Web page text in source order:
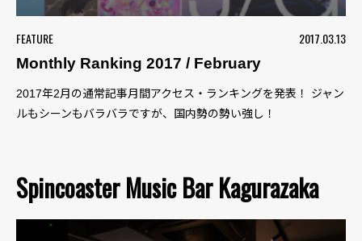
FEATURE
2017.03.13
Monthly Ranking 2017 / February
2017年2月の通常記事月間アクセス・ランキングを発表！ ジャン
ルもシーンもバラバラですが、国内勢の勢い強し！
Spincoaster Music Bar Kagurazaka